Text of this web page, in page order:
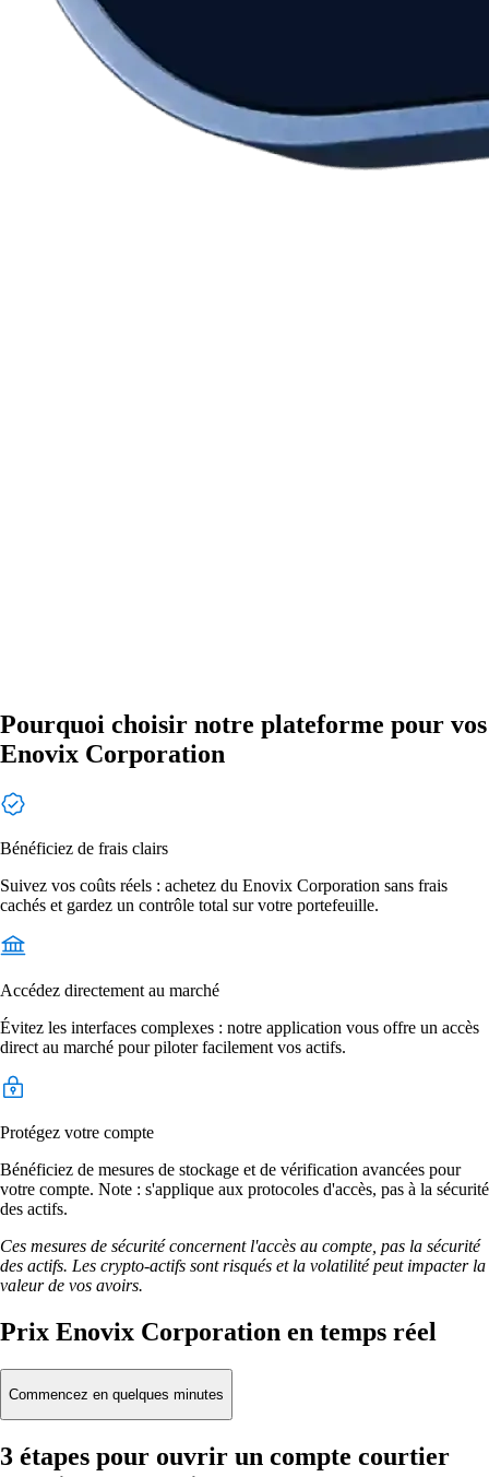
Pourquoi choisir notre plateforme pour vos
Enovix Corporation
Bénéficiez de frais clairs
Suivez vos coûts réels : achetez du Enovix Corporation sans frais
cachés et gardez un contrôle total sur votre portefeuille.
Accédez directement au marché
Évitez les interfaces complexes : notre application vous offre un accès
direct au marché pour piloter facilement vos actifs.
Protégez votre compte
Bénéficiez de mesures de stockage et de vérification avancées pour
votre compte. Note : s'applique aux protocoles d'accès, pas à la sécurité
des actifs.
Ces mesures de sécurité concernent l'accès au compte, pas la sécurité
des actifs. Les crypto-actifs sont risqués et la volatilité peut impacter la
valeur de vos avoirs.
Prix Enovix Corporation en temps réel
Commencez en quelques minutes
3 étapes pour ouvrir un compte courtier